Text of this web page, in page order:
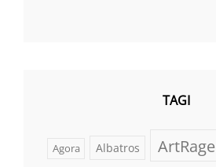
TAGI
Agora Albatros ArtRage